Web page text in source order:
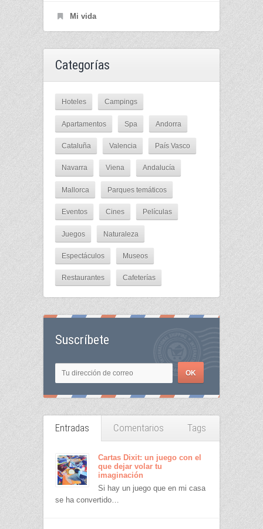
Mi vida
Categorías
Hoteles Campings
Apartamentos Spa Andorra
Cataluña Valencia País Vasco
Navarra Viena Andalucía
Mallorca Parques temáticos
Eventos Cines Películas
Juegos Naturaleza
Espectáculos Museos
Restaurantes Cafeterías
Suscríbete
Entradas Comentarios Tags
Cartas Dixit: un juego con el
que dejar volar tu
imaginación
Si hay un juego que en mi casa
se ha convertido…